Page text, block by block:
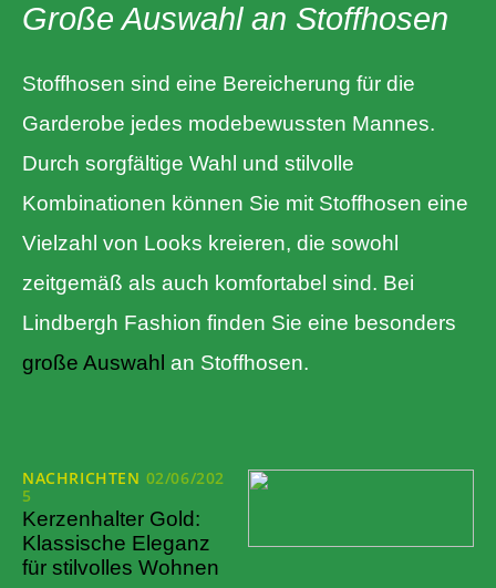
Große Auswahl an Stoffhosen
Stoffhosen sind eine Bereicherung für die
Garderobe jedes modebewussten Mannes.
Durch sorgfältige Wahl und stilvolle
Kombinationen können Sie mit Stoffhosen eine
Vielzahl von Looks kreieren, die sowohl
zeitgemäß als auch komfortabel sind. Bei
Lindbergh Fashion finden Sie eine besonders
große Auswahl an Stoffhosen.
NACHRICHTEN 02/06/202
5
Kerzenhalter Gold:
Klassische Eleganz
für stilvolles Wohnen